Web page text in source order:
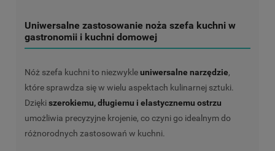
Uniwersalne zastosowanie noża szefa kuchni w
gastronomii i kuchni domowej
Nóż szefa kuchni to niezwykleuniwersalne narzędzie,
które sprawdza się w wielu aspektach kulinarnej sztuki.
Dziękiszerokiemu, długiemu i elastycznemu ostrzu
umożliwia precyzyjne krojenie, co czyni go idealnym do
różnorodnych zastosowań w kuchni.